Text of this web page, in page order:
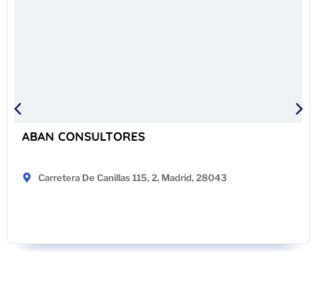
ABAN CONSULTORES
Carretera De Canillas 115, 2, Madrid, 28043